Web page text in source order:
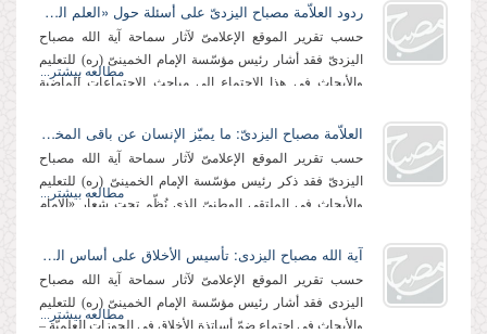
ردود العلاّمة مصباح الیزدیّ على أسئلة حول «العلم الدینیّ» فی اجتماع مع أساتذة جامعات قمّ المقدّسة
حسب تقریر الموقع الإعلامیّ لآثار سماحة آیة الله مصباح
الیزدیّ فقد أشار رئیس مؤسّسة الإمام الخمینیّ (ره) للتعلیم
والأبحاث فی هذا الاجتماع إلى مباحث الاجتماعات الماضیة
مطالعه بیشتر...
العلاّمة مصباح الیزدیّ: ما یمیّز الإنسان عن باقی المخلوقات هو كونه جامعاً للكمالات كافّة ومظهراً لكلّ الصفات الإلهیّة
حسب تقریر الموقع الإعلامیّ لآثار سماحة آیة الله مصباح
الیزدیّ فقد ذكر رئیس مؤسّسة الإمام الخمینیّ (ره) للتعلیم
والأبحاث فی الملتقى الوطنیّ الذی نُظّم تحت شعار «الإمام
مطالعه بیشتر...
آیة الله مصباح الیزدی: تأسیس الأخلاق على أساس الرؤیة الكونیّة هو السبب فی تأثیر المباحث الأخلاقیّة على التلامیذ
حسب تقریر الموقع الإعلامیّ لآثار سماحة آیة الله مصباح
الیزدی فقد أشار رئیس مؤسّسة الإمام الخمینیّ (ره) للتعلیم
والأبحاث فی اجتماع ضمّ أساتذة الأخلاق فی الحوزات العلمیّة –
مطالعه بیشتر...